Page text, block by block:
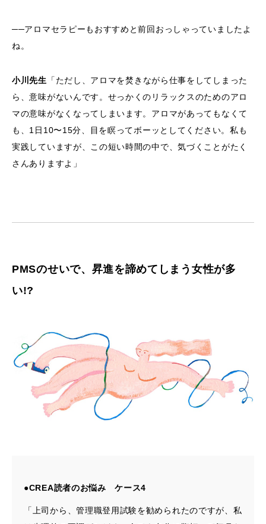
──アロマセラピーもおすすめと前回おっしゃっていましたよ
ね。
小川先生
「ただし、アロマを焚きながら仕事をしてしまった
ら、意味がないんです。せっかくのリラックスのためのアロ
マの意味がなくなってしまいます。アロマがあってもなくて
も、1日10〜15分、目を瞑ってボーッとしてください。私も
実践していますが、この短い時間の中で、気づくことがたく
さんありますよ」
PMSのせいで、昇進を諦めてしまう女性が多
い!?
●CREA読者のお悩み ケース4
「上司から、管理職登用試験を勧められたのですが、私